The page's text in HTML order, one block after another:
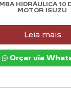
HIDRÁULICA 10
MOTOR ISUZU
Leia mais
Orçar via